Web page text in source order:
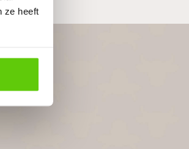
ze heeft